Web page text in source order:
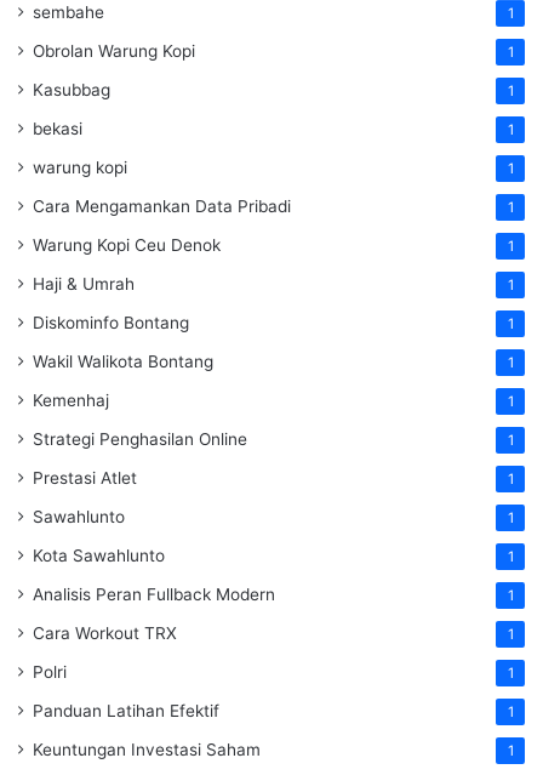
sembahe 1
Obrolan Warung Kopi 1
Kasubbag 1
bekasi 1
warung kopi 1
Cara Mengamankan Data Pribadi 1
Warung Kopi Ceu Denok 1
Haji & Umrah 1
Diskominfo Bontang 1
Wakil Walikota Bontang 1
Kemenhaj 1
Strategi Penghasilan Online 1
Prestasi Atlet 1
Sawahlunto 1
Kota Sawahlunto 1
Analisis Peran Fullback Modern 1
Cara Workout TRX 1
Polri 1
Panduan Latihan Efektif 1
Keuntungan Investasi Saham 1